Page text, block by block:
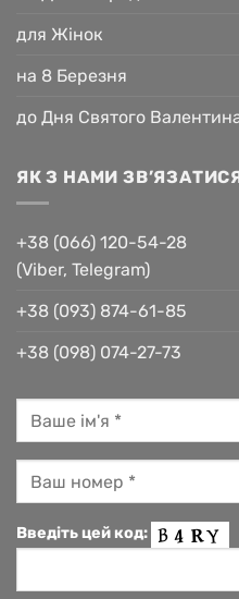
для Жінок
на 8 Березня
до Дня Святого
ЯК З НАМИ
+38 (066) 120-54-28
(Viber, Telegram)
+38 (093) 874-61-85
+38 (098) 074-27-73
Введіть цей код: